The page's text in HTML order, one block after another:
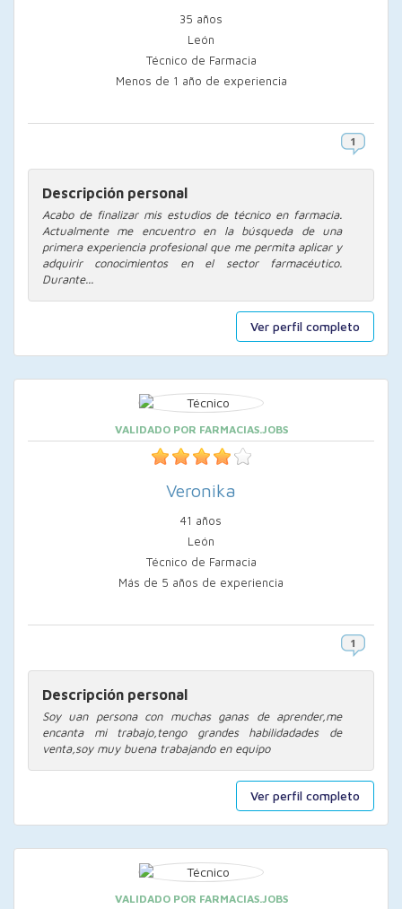
Ver perfil completo
35 años
León
Técnico de Farmacia
Menos de 1 año de experiencia
Descripción personal
Acabo de finalizar mis estudios de técnico en farmacia.
Actualmente me encuentro en la búsqueda de una
primera experiencia profesional que me permita aplicar y
adquirir conocimientos en el sector farmacéutico.
Durante...
Ver perfil completo
VALIDADO POR FARMACIAS.JOBS
Veronika
41 años
León
Técnico de Farmacia
Más de 5 años de experiencia
Descripción personal
Soy uan persona con muchas ganas de aprender,me
encanta mi trabajo,tengo grandes habilidadades de
venta,soy muy buena trabajando en equipo
VALIDADO POR FARMACIAS.JOBS